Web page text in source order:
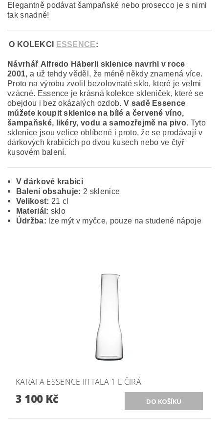
Elegantně podávat šampaňské nebo prosecco je s nimi
tak snadné!
O KOLEKCI ESSENCE:
Návrhář Alfredo Häberli sklenice navrhl v roce
2001, a už tehdy věděl, že méně někdy znamená více.
Proto na výrobu zvolil bezolovnaté sklo, které je velmi
vzácné. Essence je krásná kolekce skleniček, které se
obejdou i bez okázalých ozdob. V sadě Essence
můžete koupit sklenice na bílé a červené víno,
šampaňské, likéry, vodu a samozřejmě na pivo. Tyto
sklenice jsou velice oblíbené i proto, že se prodávají v
dárkových krabicích po dvou kusech nebo ve čtyř
kusovém balení.
V dárkové krabici
Balení obsahuje: 2 sklenice
Velikost: 21 cl
Materiál: sklo
Údržba: lze mýt v myčce, pouze na studené nápoje
KARAFA ESSENCE IITTALA 1 L ČIRÁ
3 100 Kč